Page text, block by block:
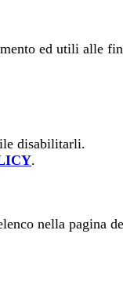
ed utili alle
disabilitarli.
.
nella pagina